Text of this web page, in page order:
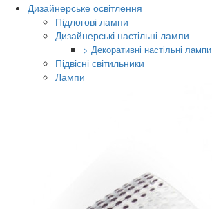
Дизайнерське освітлення
Підлогові лампи
Дизайнерські настільні лампи
> Декоративні настільні лампи
Підвісні світильники
Лампи